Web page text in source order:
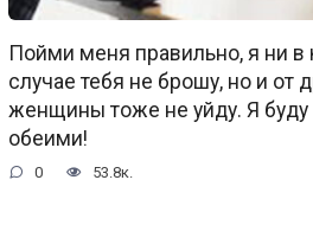
Пойми меня правильно, я ни в
случае тебя не брошу, но и от
женщины тоже не уйду. Я буду
обеими!
0 53.8к.